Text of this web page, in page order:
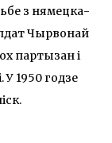
з нямецка-
Чырвонай
партызан і
У 1950 годзе